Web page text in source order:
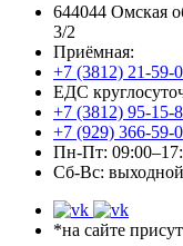
644044 Омская
3/2
Приёмная:
+7 (3812) 21-59-
ЕДС
+7 (3812) 95-15-
+7 (929) 366-59-
Пн-Пт:
Сб-Вс: выходной
*на сайте